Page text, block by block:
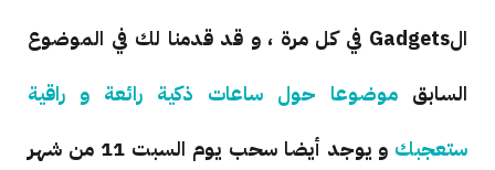
الGadgets في كل مرة ، و قد قدمنا لك في الموضوع
السابق موضوعا حول ساعات ذكية رائعة و راقية
ستعجبك
و يوجد أيضا سحب يوم السبت 11 من شهر